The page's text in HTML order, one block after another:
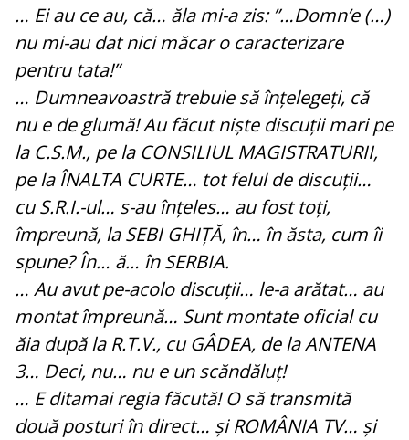
… Ei au ce au, că… ăla mi-a zis: ”…Domn’e (…)
nu mi-au dat nici măcar o caracterizare
pentru tata!”
… Dumneavoastră trebuie să înțelegeți, că
nu e de glumă! Au făcut niște discuții mari pe
la C.S.M., pe la CONSILIUL MAGISTRATURII,
pe la ÎNALTA CURTE… tot felul de discuții…
cu S.R.I.-ul… s-au înțeles… au fost toți,
împreună, la SEBI GHIȚĂ, în… în ăsta, cum îi
spune? În… ă… în SERBIA.
… Au avut pe-acolo discuții… le-a arătat… au
montat împreună… Sunt montate oficial cu
ăia după la R.T.V., cu GÂDEA, de la ANTENA
3… Deci, nu… nu e un scăndăluț!
… E ditamai regia făcută! O să transmită
două posturi în direct… și ROMÂNIA TV… și